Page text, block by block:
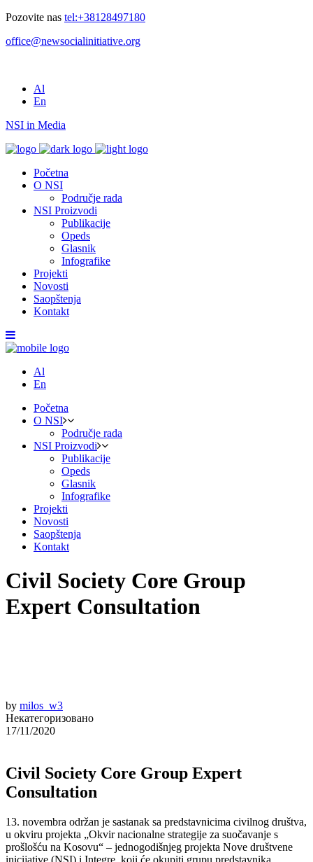
Pozovite nas tel:+38128497180
office@newsocialinitiative.org
Al
En
NSI in Media
Početna
O NSI
Područje rada
NSI Proizvodi
Publikacije
Opeds
Glasnik
Infografike
Projekti
Novosti
Saopštenja
Kontakt
Al
En
Početna
O NSI
Područje rada
NSI Proizvodi
Publikacije
Opeds
Glasnik
Infografike
Projekti
Novosti
Saopštenja
Kontakt
Civil Society Core Group
Expert Consultation
by milos_w3
Некатегоризовано
17/11/2020
Civil Society Core Group Expert
Consultation
13. novembra održan je sastanak sa predstavnicima civilnog društva,
u okviru projekta „Okvir nacionalne strategije za suočavanje s
prošlošću na Kosovu“ – jednogodišnjeg projekta Nove društvene